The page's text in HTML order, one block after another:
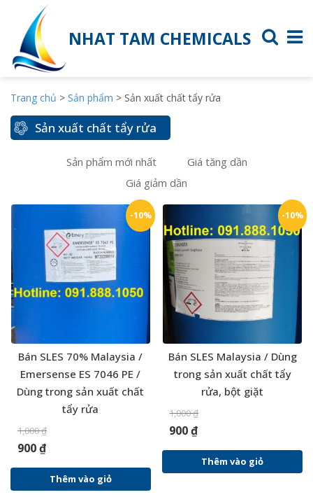
NHAT TAM CHEMICALS
Trang chủ > Sản phẩm > Sản xuất chất tẩy rửa
Sản xuất chất tẩy rửa
Sản phẩm mới nhất
Giá tăng dần
Giá giảm dần
-10%
Bán SLES 70% Malaysia /
Emersense ES 7046 PE /
Dùng trong sản xuất chất
tẩy rửa
1,000₫
900₫
Thêm vào giỏ
-10%
Bán SLES Malaysia / Dùng
trong sản xuất chất tẩy
rửa, bột giặt
1,000₫
900₫
Thêm vào giỏ